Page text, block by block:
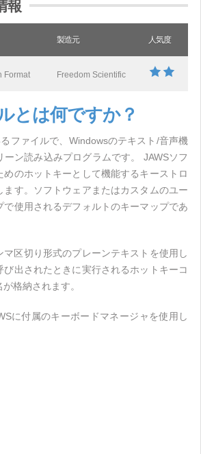
報
製造元 人気度
Format Freedom Scientific
とは何ですか？
ファイルで、Windowsのテキスト/音声機
ン読み込みプログラムです。 JAWSソフ
めのホットキーとして機能するキーストロ
ます。ソフトウェアまたはカスタムのユー
で使用されるデフォルトのキーマップであ
区切り形式のプレーンテキストを使用し
び出されたときに実行されるホットキーコ
格納されます。
に付属のキーボードマネージャを使用し